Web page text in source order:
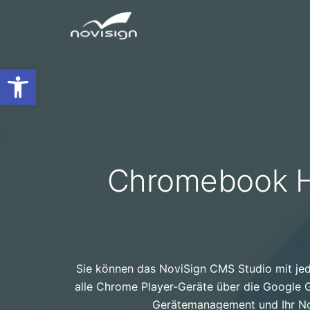
Open toolbar
Chromebook
Sie können das NoviSign CMS Studio mit
alle Chrome Player-Geräte über die Google
Gerätemanagement und Ihr